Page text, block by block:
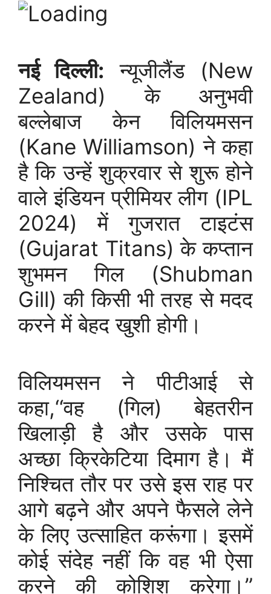
नई दिल्ली: न्यूजीलैंड (New
Zealand) के अनुभवी
बल्लेबाज केन विलियमसन
(Kane Williamson) ने कहा
है कि उन्हें शुक्रवार से शुरू होने
वाले इंडियन प्रीमियर लीग (IPL
2024) में गुजरात टाइटंस
(Gujarat Titans) के कप्तान
शुभमन गिल (Shubman
Gill) की किसी भी तरह से मदद
करने में बेहद खुशी होगी।
विलियमसन ने पीटीआई से
कहा,‘‘वह (गिल) बेहतरीन
खिलाड़ी है और उसके पास
अच्छा क्रिकेटिया दिमाग है। मैं
निश्चित तौर पर उसे इस राह पर
आगे बढ़ने और अपने फैसले लेने
के लिए उत्साहित करूंगा। इसमें
कोई संदेह नहीं कि वह भी ऐसा
करने की कोशिश करेगा।”